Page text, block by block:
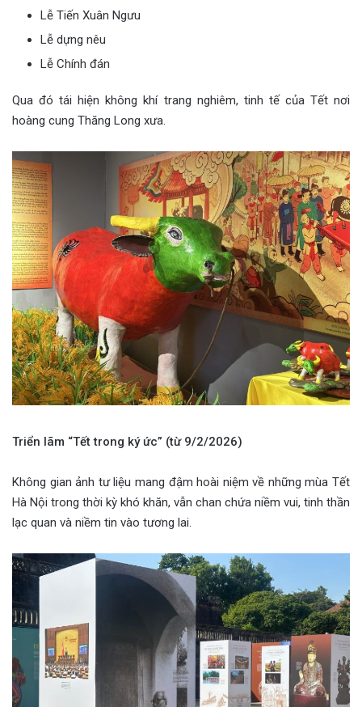
Lễ Tiến Xuân Ngưu
Lễ dựng nêu
Lễ Chính đán
Qua đó tái hiện không khí trang nghiêm, tinh tế của Tết nơi
hoàng cung Thăng Long xưa.
Triển lãm “Tết trong ký ức” (từ 9/2/2026)
Không gian ảnh tư liệu mang đậm hoài niệm về những mùa Tết
Hà Nội trong thời kỳ khó khăn, vẫn chan chứa niềm vui, tinh thần
lạc quan và niềm tin vào tương lai.